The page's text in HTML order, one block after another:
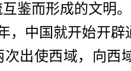
鉴而形成的文明。
，中国就开始开
次出使西域，向